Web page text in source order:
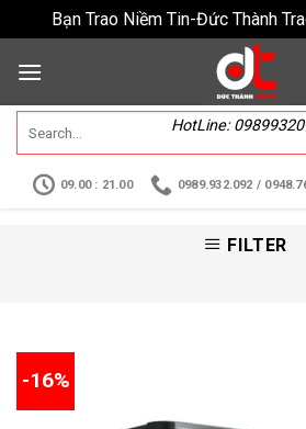
Bạn Trao Niềm Tin-Đức Thành
HotLine:
09.00 : 21.00 0989.932.092 /
FILTER
-16%